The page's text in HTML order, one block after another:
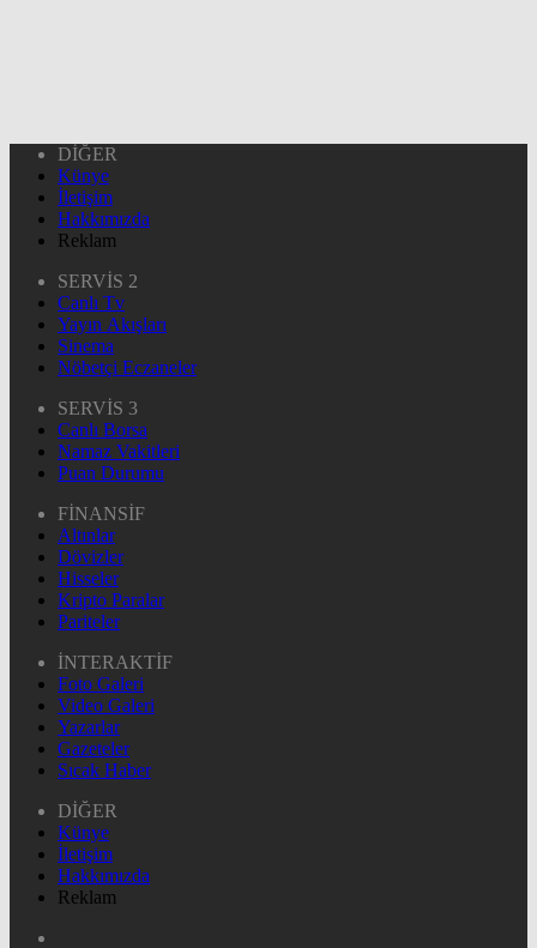
DİĞER
Künye
İletişim
Hakkımızda
Reklam
SERVİS 2
Canlı Tv
Yayın Akışları
Sinema
Nöbetçi Eczaneler
SERVİS 3
Canlı Borsa
Namaz Vakitleri
Puan Durumu
FİNANSİF
Altınlar
Dövizler
Hisseler
Kripto Paralar
Pariteler
İNTERAKTİF
Foto Galeri
Video Galeri
Yazarlar
Gazeteler
Sıcak Haber
DİĞER
Künye
İletişim
Hakkımızda
Reklam